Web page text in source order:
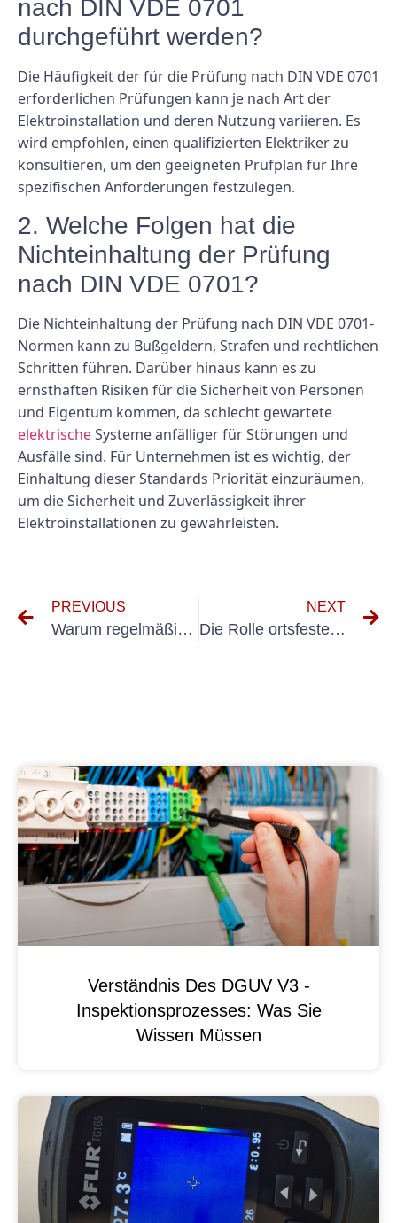
nach DIN VDE 0701
durchgeführt werden?
Die Häufigkeit der für die Prüfung nach DIN VDE 0701
erforderlichen Prüfungen kann je nach Art der
Elektroinstallation und deren Nutzung variieren. Es
wird empfohlen, einen qualifizierten Elektriker zu
konsultieren, um den geeigneten Prüfplan für Ihre
spezifischen Anforderungen festzulegen.
2. Welche Folgen hat die
Nichteinhaltung der Prüfung
nach DIN VDE 0701?
Die Nichteinhaltung der Prüfung nach DIN VDE 0701-
Normen kann zu Bußgeldern, Strafen und rechtlichen
Schritten führen. Darüber hinaus kann es zu
ernsthaften Risiken für die Sicherheit von Personen
und Eigentum kommen, da schlecht gewartete
elektrischeSysteme anfälliger für Störungen und
Ausfälle sind. Für Unternehmen ist es wichtig, der
Einhaltung dieser Standards Priorität einzuräumen,
um die Sicherheit und Zuverlässigkeit ihrer
Elektroinstallationen zu gewährleisten.
PREVIOUS
Warum regelmäßige Kontrollen ortsfester elektrischer Geräte so wichtig sind
NEXT
Die Rolle ortsfester Betriebsmittel bei der Gewährleistung der Sicherheit am Arbeitsplatz: Ein Leitfaden zur DGUV V3-Konformität
Verständnis Des DGUV V3 -
Inspektionsprozesses: Was Sie
Wissen Müssen